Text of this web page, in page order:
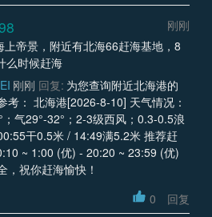
刚刚
上帝景，附近有北海66赶海基地，8
么时候赶海
刚刚 回复: 为您查询附近北海港的
考： 北海港[2026-8-10] 天气情况：
；气29°-32°；2-3级西风；0.3-0.5浪
干0.5米 / 14:49满5.2米 推荐赶
~ 1:00 (优) - 20:20 ~ 23:59 (优)
，祝你赶海愉快！
0 回复